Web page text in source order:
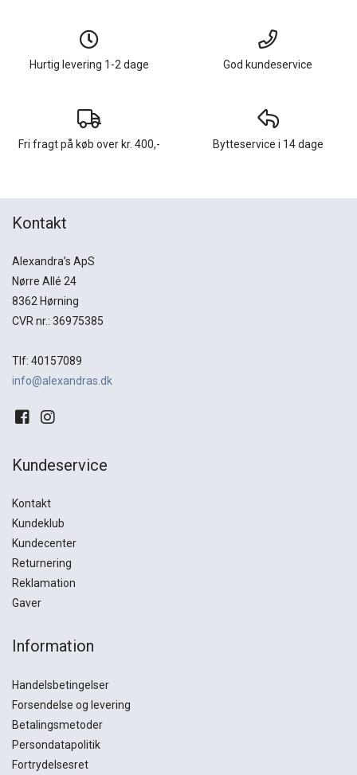
Hurtig levering 1-2 dage God kundeservice
Fri fragt på køb over kr. 400,- Bytteservice i 14 dage
Kontakt
Alexandra’s ApS
Nørre Allé 24
8362 Hørning
CVR nr.: 36975385
Tlf: 40157089
info@alexandras.dk
Kundeservice
Kontakt
Kundeklub
Kundecenter
Returnering
Reklamation
Gaver
Information
Handelsbetingelser
Forsendelse og levering
Betalingsmetoder
Persondatapolitik
Fortrydelsesret